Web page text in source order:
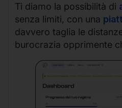
Ti diamo la possibilità di
senza limiti, con una
davvero taglia le
burocrazia opprimente